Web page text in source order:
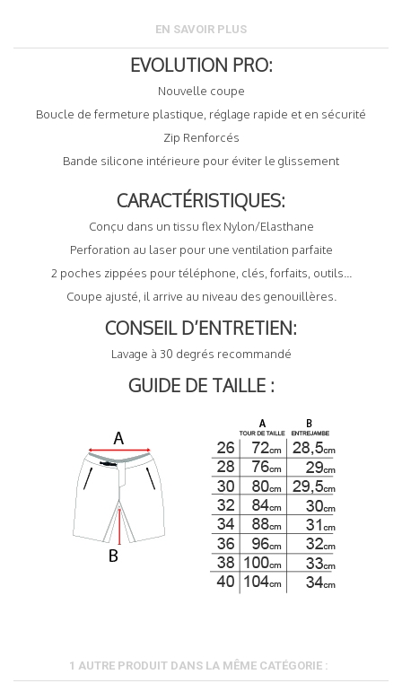
EN SAVOIR PLUS
EVOLUTION PRO:
Nouvelle coupe
Boucle de fermeture plastique, réglage rapide et en sécurité
Zip Renforcés
Bande silicone intérieure pour éviter le glissement
CARACTÉRISTIQUES:
Conçu dans un tissu flex Nylon/Elasthane
Perforation au laser pour une ventilation parfaite
2 poches zippées pour téléphone, clés, forfaits, outils...
Coupe ajusté, il arrive au niveau des genouillères.
CONSEIL D’ENTRETIEN:
Lavage à 30 degrés recommandé
GUIDE DE TAILLE :
1 AUTRE PRODUIT DANS LA MÊME CATÉGORIE :